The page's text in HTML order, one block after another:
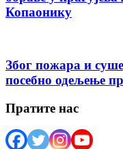
Копаонику
Због пожара и
посебно одељење
Пратите нас